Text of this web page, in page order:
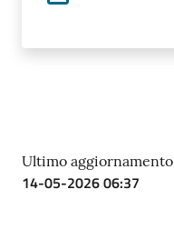
Ultimo aggiornamento
14-05-2026 06:37